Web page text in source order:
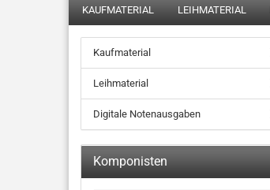
KAUFMATERIAL LEIHMATERIAL
Kaufmaterial
Leihmaterial
Digitale Notenausgaben
Komponisten